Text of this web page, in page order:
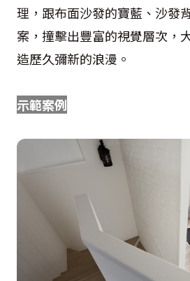
理，跟布面沙發的寶藍、沙發
案，撞擊出豐富的視覺層次，
造歷久彌新的浪漫。
示範案例